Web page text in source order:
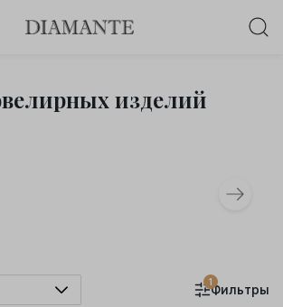
: 0 : 0 : 0
изделий
1
Фильтры